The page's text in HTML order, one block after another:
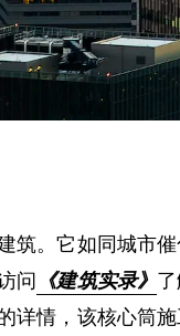
筑。它如同城市
问 《建筑实录》
详情，该核心筒